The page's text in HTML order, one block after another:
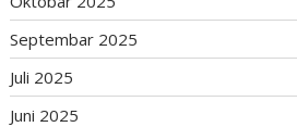
Septembar 2025
Juli 2025
Juni 2025